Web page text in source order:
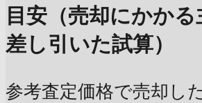
目安（売却にかか
差し引いた試算）
参考査定価格で売却し